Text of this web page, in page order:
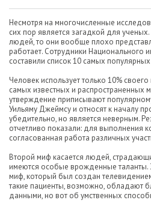
Несмотря на многочисленные
сих пор является загадкой для
людей, то они вообще плохо
работает. Сотрудники Национального
составили список 10 самых
Человек использует только 10%
самых известных и распространенных
утверждение приписывают
Уильяму Джеймсу и относят к началу
убедительно, но является неверным.
отчетливо показали: для выполнения
согласованная работа различных
Второй миф касается людей,
имеются особые врожденные
миф, который был создан
такие пациенты, возможно, обладают
данными, но вот об умственных